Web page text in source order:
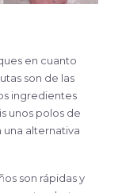
son de las
ingredientes
unos polos de
una alternativa
son rápidas y